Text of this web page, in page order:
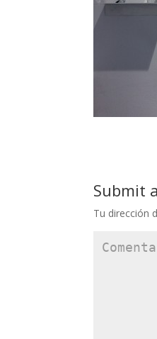
Submit
Tu dirección